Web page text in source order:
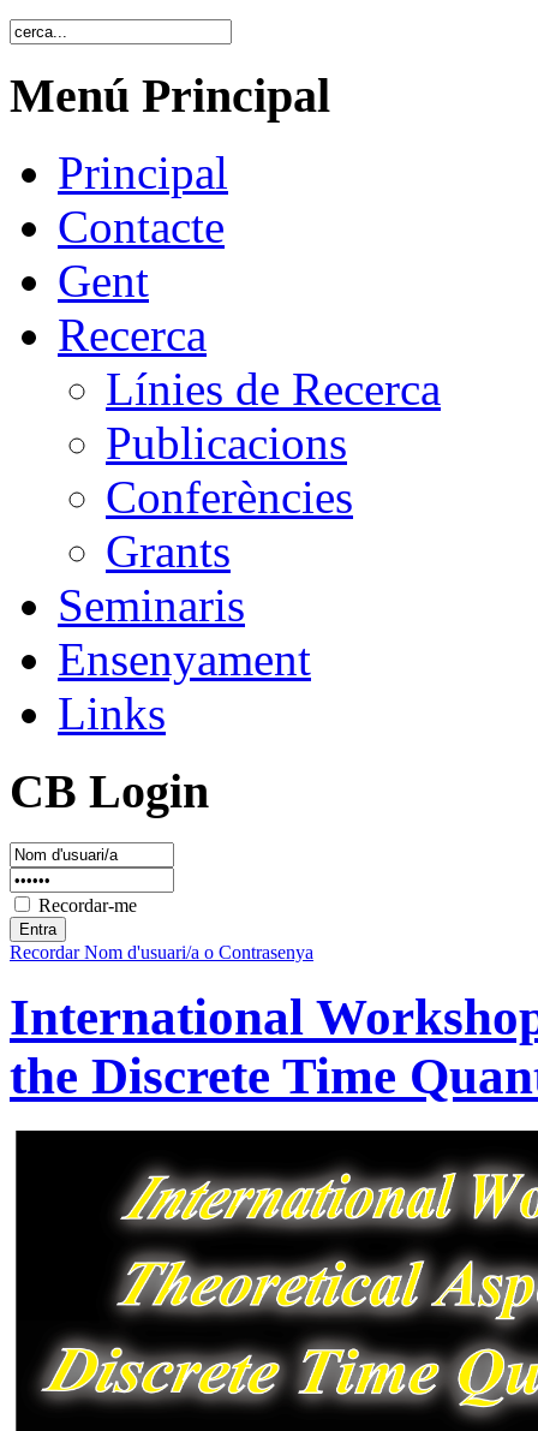
Menú Principal
Principal
Contacte
Gent
Recerca
Línies de Recerca
Publicacions
Conferències
Grants
Seminaris
Ensenyament
Links
CB Login
Recordar-me
Recordar Nom d'usuari/a o Contrasenya
International
the Discrete Time